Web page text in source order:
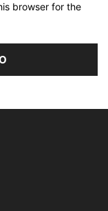
browser for the